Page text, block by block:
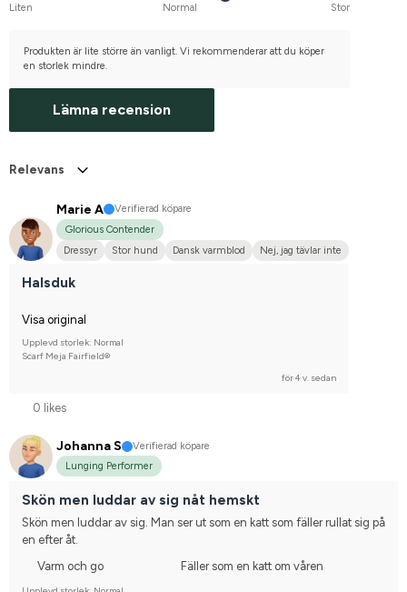
Liten Normal Stor
Produkten är lite större än vanligt. Vi rekommenderar att du köper
en storlek mindre.
Lämna recension
Relevans
Marie A
Verifierad köpare
Glorious Contender
Dressyr
Stor hund Dansk varmblod Nej, jag tävlar inte
Halsduk
Visa original
Upplevd storlek: Normal
Scarf Meja Fairfield®
för 4 v. sedan
0 likes
Johanna S
Verifierad köpare
Lunging Performer
Skön men luddar av sig nåt hemskt
Skön men luddar av sig. Man ser ut som en katt som fäller rullat sig på
en efter åt.
Varm och go
Fäller som en katt om våren